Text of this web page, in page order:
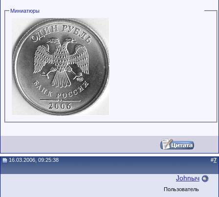
Миниатюры
16.03.2006, 09:25:38 #7
Johnыч
Пользователь